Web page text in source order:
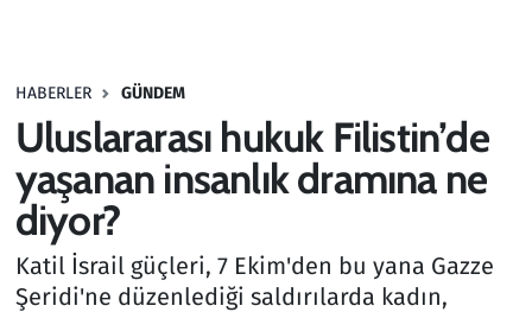
HABERLER GÜNDEM
Uluslararası hukuk Filistin’de
yaşanan insanlık dramına ne
diyor?
Katil İsrail güçleri, 7 Ekim'den bu yana Gazze
Şeridi'ne düzenlediği saldırılarda kadın,
Haber
Kültür Sanat
Kurumsal Haberler
Lezzet Durağı